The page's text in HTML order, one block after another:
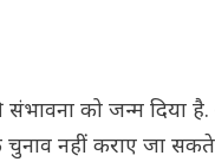
को जन्म दिया
चुनाव नहीं कराए जा